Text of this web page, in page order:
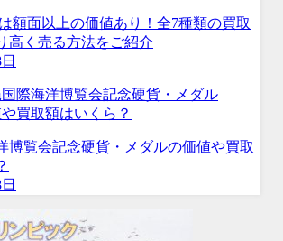
額面以上の価値あり！全7種類の買取
高く売る方法をご紹介
博覧会記念硬貨・メダルの価値や買取